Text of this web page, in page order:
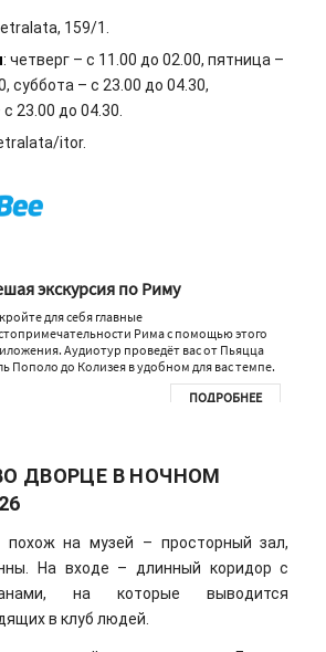
159/1.
: четверг – с 11.00 до 02.00, пятница –
суббота – с 23.00 до 04.30,
23.00 до 04.30.
itor.
ДВОРЦЕ В НОЧНОМ
похож на музей – просторный зал,
На входе – длинный коридор с
на которые выводится
в клуб людей.